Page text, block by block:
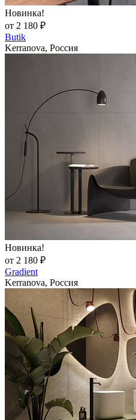
Новинка!
от 2 180 ₽
Butik
Kerranova, Россия
Новинка!
от 2 180 ₽
Gradient
Kerranova, Россия